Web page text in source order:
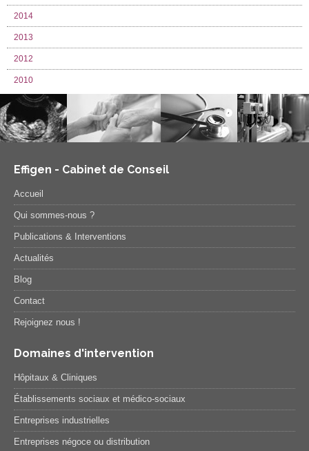
2014
2013
2012
2010
Effigen - Cabinet de Conseil
Accueil
Qui sommes-nous ?
Publications & Interventions
Actualités
Blog
Contact
Rejoignez nous !
Domaines d'intervention
Hôpitaux & Cliniques
Établissements sociaux et médico-sociaux
Entreprises industrielles
Entreprises négoce ou distribution